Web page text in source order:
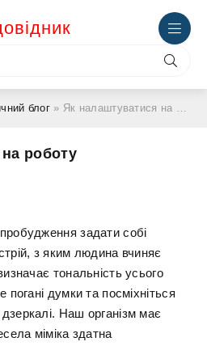
блог» Як налаштуватися на роботу
роботу
задати собі
з яким людина вчиняє
тональність усього
погані думки та посміхніться
Наш організм має
міміка здатна